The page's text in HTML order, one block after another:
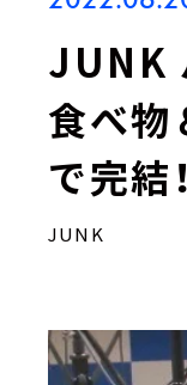
JUNK
食べ物
で完結
JUNK